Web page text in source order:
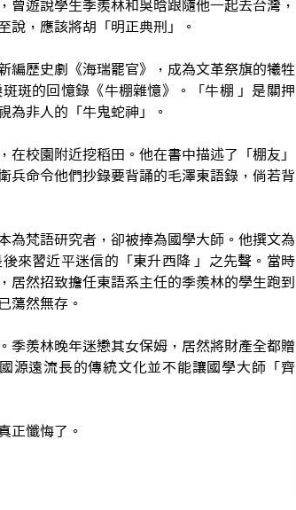
遊說學生季羨林和吳晗跟隨他一起去台灣，
說，應該將胡「明正典刑」。
編歷史劇《海瑞罷官》，成為文革祭旗的犧牲
斑的回憶錄《牛棚雜憶》。「牛棚 」是關押
為非人的「牛鬼蛇神」。
校園附近挖稻田。他在書中描述了「棚友」
兵命令他們抄錄要背誦的毛澤東語錄，倘若背
為梵語研究者，卻被捧為國學大師。他撰文為
來習近平迷信的「東升西降 」之先聲。當時
居然招致擔任東語系主任的季羨林的學生跑到
蕩然無存。
季羨林晚年迷戀其女保姆，居然將財產全都贈
源遠流長的傳統文化並不能讓國學大師「齊
正懺悔了。